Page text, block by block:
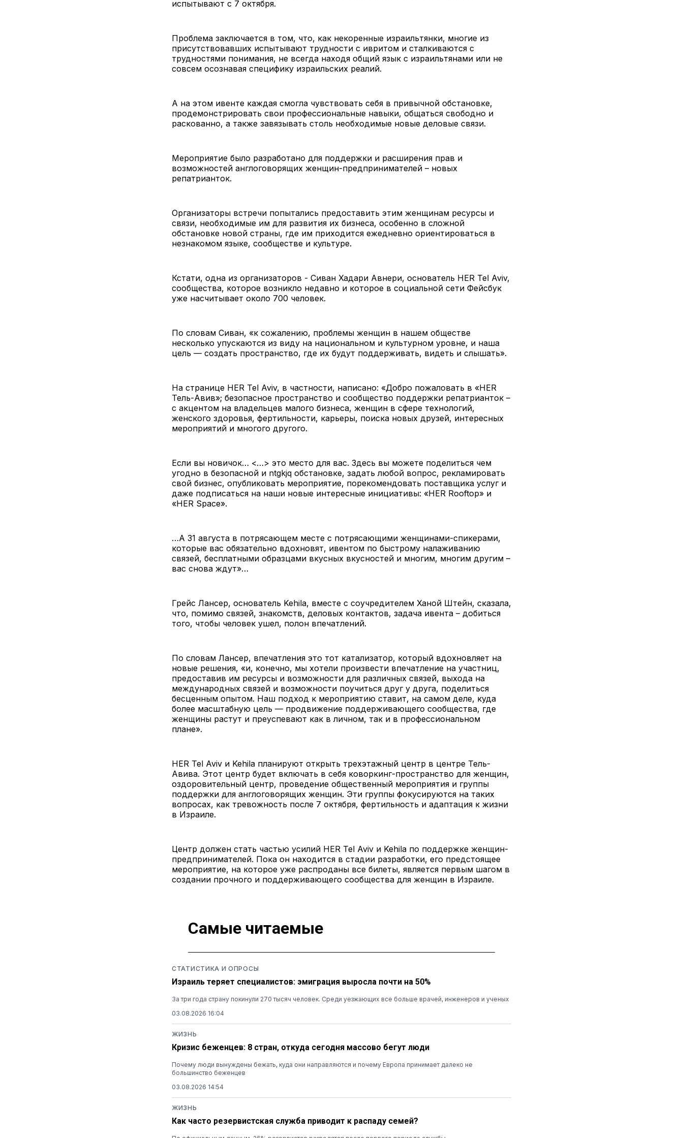
испытывают с 7 октября.
Проблема заключается в том, что, как некоренные израильтянки, многие из
присутствовавших испытывают трудности с ивритом и сталкиваются с
трудностями понимания, не всегда находя общий язык с израильтянами или не
совсем осознавая специфику израильских реалий.
А на этом ивенте каждая смогла чувствовать себя в привычной обстановке,
продемонстрировать свои профессиональные навыки, общаться свободно и
раскованно, а также завязывать столь необходимые новые деловые связи.
Мероприятие было разработано для поддержки и расширения прав и
возможностей англоговорящих женщин-предпринимателей – новых
репатрианток.
Организаторы встречи попытались предоставить этим женщинам ресурсы и
связи, необходимые им для развития их бизнеса, особенно в сложной
обстановке новой страны, где им приходится ежедневно ориентироваться в
незнакомом языке, сообществе и культуре.
Кстати, одна из организаторов - Сиван Хадари Авнери, основатель HER Tel Aviv,
сообщества, которое возникло недавно и которое в социальной сети Фейсбук
уже насчитывает около 700 человек.
По словам Сиван, «к сожалению, проблемы женщин в нашем обществе
несколько упускаются из виду на национальном и культурном уровне, и наша
цель — создать пространство, где их будут поддерживать, видеть и слышать».
На странице HER Tel Aviv, в частности, написано: «Добро пожаловать в «HER
Тель-Авив»; безопасное пространство и сообщество поддержки репатрианток –
с акцентом на владельцев малого бизнеса, женщин в сфере технологий,
женского здоровья, фертильности, карьеры, поиска новых друзей, интересных
мероприятий и многого другого.
Если вы новичок… <…> это место для вас. Здесь вы можете поделиться чем
угодно в безопасной и ntgkjq обстановке, задать любой вопрос, рекламировать
свой бизнес, опубликовать мероприятие, порекомендовать поставщика услуг и
даже подписаться на наши новые интересные инициативы: «HER Rooftop» и
«HER Space».
…А 31 августа в потрясающем месте с потрясающими женщинами-спикерами,
которые вас обязательно вдохновят, ивентом по быстрому налаживанию
связей, бесплатными образцами вкусных вкусностей и многим, многим другим –
вас снова ждут»…
Грейс Лансер, основатель Kehila, вместе с соучредителем Ханой Штейн, сказала,
что, помимо связей, знакомств, деловых контактов, задача ивента – добиться
того, чтобы человек ушел, полон впечатлений.
По словам Лансер, впечатления это тот катализатор, который вдохновляет на
новые решения, «и, конечно, мы хотели произвести впечатление на участниц,
предоставив им ресурсы и возможности для различных связей, выхода на
международных связей и возможности поучиться друг у друга, поделиться
бесценным опытом. Наш подход к мероприятию ставит, на самом деле, куда
более масштабную цель — продвижение поддерживающего сообщества, где
женщины растут и преуспевают как в личном, так и в профессиональном
плане».
HER Tel Aviv и Kehila планируют открыть трехэтажный центр в центре Тель-
Авива. Этот центр будет включать в себя коворкинг-пространство для женщин,
оздоровительный центр, проведение общественный мероприятия и группы
поддержки для англоговорящих женщин. Эти группы фокусируются на таких
вопросах, как тревожность после 7 октября, фертильность и адаптация к жизни
в Израиле.
Центр должен стать частью усилий HER Tel Aviv и Kehila по поддержке женщин-
предпринимателей. Пока он находится в стадии разработки, его предстоящее
мероприятие, на которое уже распроданы все билеты, является первым шагом в
создании прочного и поддерживающего сообщества для женщин в Израиле.
Самые читаемые
СТАТИСТИКА И ОПРОСЫ
Израиль теряет специалистов: эмиграция выросла почти на 50%
За три года страну покинули 270 тысяч человек. Среди уезжающих все больше врачей, инженеров и ученых
03.08.2026 16:04
ЖИЗНЬ
Кризис беженцев: 8 стран, откуда сегодня массово бегут люди
Почему люди вынуждены бежать, куда они направляются и почему Европа принимает далеко не
большинство беженцев
03.08.2026 14:54
ЖИЗНЬ
Как часто резервистская служба приводит к распаду семей?